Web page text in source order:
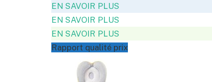
EN SAVOIR PLUS
EN SAVOIR PLUS
EN SAVOIR PLUS
Rapport qualité prix